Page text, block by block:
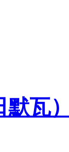
瓦